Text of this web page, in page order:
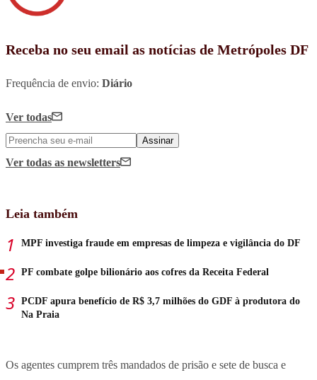
Receba no seu email as notícias de Metrópoles DF
Frequência de envio: Diário
Ver todas
Assinar
Ver todas as newsletters
Leia também
MPF investiga fraude em empresas de limpeza e vigilância do DF
PF combate golpe bilionário aos cofres da Receita Federal
PCDF apura benefício de R$ 3,7 milhões do GDF à produtora do
Na Praia
Os agentes cumprem três mandados de prisão e sete de busca e